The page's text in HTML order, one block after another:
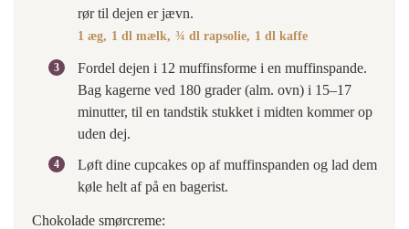
rør til dejen er jævn.
1 æg, 1 dl mælk, ¾ dl rapsolie, 1 dl kaffe
Fordel dejen i 12 muffinsforme i en muffinspande.
Bag kagerne ved 180 grader (alm. ovn) i 15–17
minutter, til en tandstik stukket i midten kommer op
uden dej.
Løft dine cupcakes op af muffinspanden og lad dem
køle helt af på en bagerist.
Chokolade smørcreme: